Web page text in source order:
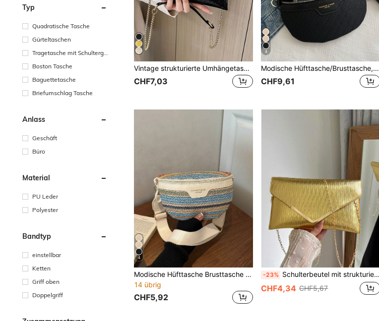
Typ
Quadratische Tasche
Gürteltaschen
Tragetasche mit Schultergu
Boston Tasche
Baguettetasche
Briefumschlag Tasche
Anlass
Geschäft
Büro
Material
PU Leder
Polyester
Bandtyp
einstellbar
Ketten
Griff oben
Doppelgriff
Vintage strukturierte Umhängetasche mit Klappe
CHF7,03
4
Modische Hüfttasche/Brusttasche, einfache Studententasche im Stil Schulanfang Tasche
CHF9,61
4
Modische Hüfttasche Brusttasche minimalistischer Stil Schülertasche Schulanfang
14 übrig
CHF5,92
-23% Schulterbeutel mit strukturierter Hardware und farblich abgesetzten Kanten, Umhängetasche mit Klappenriemen und Kette, Geldbörse, Handytasche - geeignet für Dates/Formelle Anlässe, perfekte Partytasche für Hochzeiten, Proms, Dinner/Bankette, passend zu Urlaubsparty-Kleidern, Abendkleidern & Paillettenkleidern
CHF4,34 CHF5,67